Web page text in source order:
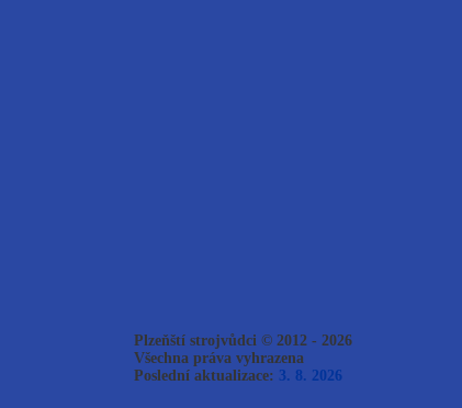
Plzeňští strojvůdci © 2012 - 2026
Všechna práva vyhrazena
Poslední aktualizace: 3. 8. 2026